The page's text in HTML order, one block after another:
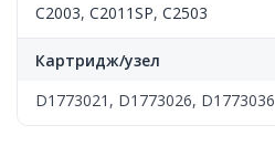
C2003, C2011SP, C2503
Картридж/узел
D1773021, D1773026, D1773036